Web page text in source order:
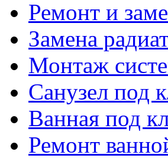
Ремонт и
Замена
Монтаж
Санузел под
Ванная под
Ремонт